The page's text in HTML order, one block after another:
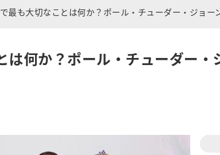
最も大切なことは何か？ポール・チューダー・ジョー
は何か？ポール・チューダー・